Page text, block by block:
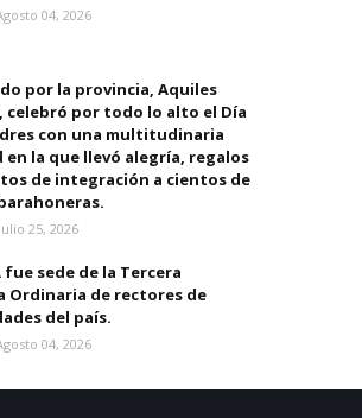
04, 2026
por la provincia, Aquiles
celebró por todo lo alto el Día
con una multitudinaria
en la que llevó alegría, regalos
de integración a cientos de
25, 2026
fue sede de la Tercera
Ordinaria de rectores de
del país.
04, 2026